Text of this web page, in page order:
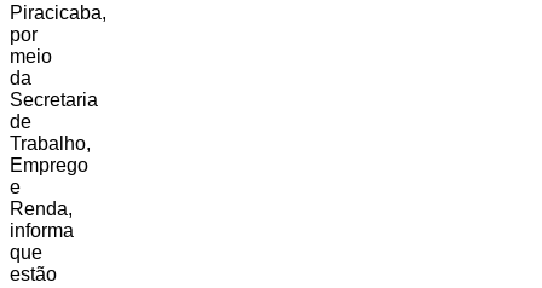
Piracicaba,
por
meio
da
Secretaria
de
Trabalho,
Emprego
e
Renda,
informa
que
estão